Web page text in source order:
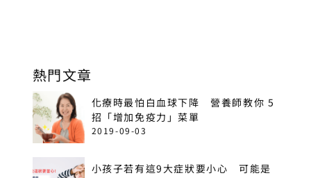
熱門文章
化療時最怕白血球下降 營養師教你 5
招「增加免疫力」菜單
2019-09-03
小孩子若有這9大症狀要小心 可能是